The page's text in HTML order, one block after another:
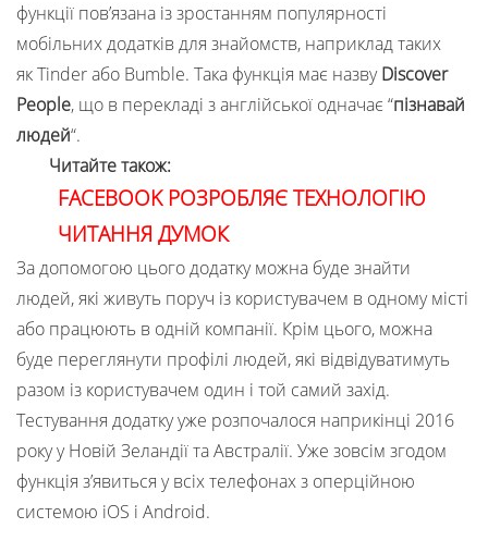
функції пов’язана із зростанням популярності
мобільних додатків для знайомств, наприклад таких
як Tinder або Bumble. Така функція має назвуDiscover
People, що в перекладі з англійської одначає “пізнавай
людей“.
Читайте також:
FACEBOOK РОЗРОБЛЯЄ ТЕХНОЛОГІЮ
ЧИТАННЯ ДУМОК
За допомогою цього додатку можна буде знайти
людей, які живуть поруч із користувачем в одному місті
або працюють в одній компанії. Крім цього, можна
буде переглянути профілі людей, які відвідуватимуть
разом із користувачем один і той самий захід.
Тестування додатку уже розпочалося наприкінці 2016
року у Новій Зеландії та Австралії. Уже зовсім згодом
функція з’явиться у всіх телефонах з оперційною
системою iOS і Android.